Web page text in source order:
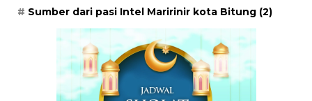
Sumber dari pasi Intel Maririnir kota Bitung (2)